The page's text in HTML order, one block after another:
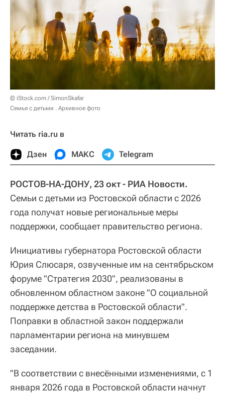
© iStock.com / SimonSkafar
Семья с детьми . Архивное фото
Читать ria.ru в
Дзен МАКС Telegram
РОСТОВ-НА-ДОНУ, 23 окт - РИА Новости.
Семьи с детьми из Ростовской области с 2026
года получат новые региональные меры
поддержки, сообщает правительство региона.
Инициативы губернатора Ростовской области
Юрия Слюсаря, озвученные им на сентябрьском
форуме "Стратегия 2030", реализованы в
обновленном областном законе "О социальной
поддержке детства в Ростовской области".
Поправки в областной закон поддержали
парламентарии региона на минувшем
заседании.
"В соответствии с внесёнными изменениями, с 1
января 2026 года в Ростовской области начнут